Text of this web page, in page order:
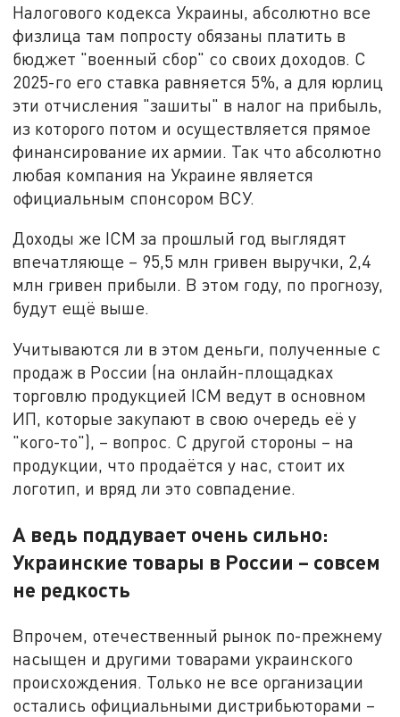
Налогового кодекса Украины, абсолютно все
физлица там попросту обязаны платить в
бюджет "военный сбор" со своих доходов. С
2025-го его ставка равняется 5%, а для юрлиц
эти отчисления "зашиты" в налог на прибыль,
из которого потом и осуществляется прямое
финансирование их армии. Так что абсолютно
любая компания на Украине является
официальным спонсором ВСУ.
Доходы же ICM за прошлый год выглядят
впечатляюще – 95,5 млн гривен выручки, 2,4
млн гривен прибыли. В этом году, по прогнозу,
будут ещё выше.
Учитываются ли в этом деньги, полученные с
продаж в России (на онлайн-площадках
торговлю продукцией ICM ведут в основном
ИП, которые закупают в свою очередь её у
"кого-то"), – вопрос. С другой стороны – на
продукции, что продаётся у нас, стоит их
логотип, и вряд ли это совпадение.
А ведь поддувает очень сильно:
Украинские товары в России – совсем
не редкость
Впрочем, отечественный рынок по-прежнему
насыщен и другими товарами украинского
происхождения. Только не все организации
остались официальными дистрибьюторами –